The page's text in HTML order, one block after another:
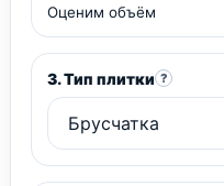
Оценим объём
3. Тип плитки ?